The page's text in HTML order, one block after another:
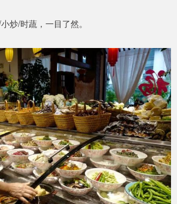
炒/时蔬，一目了然。